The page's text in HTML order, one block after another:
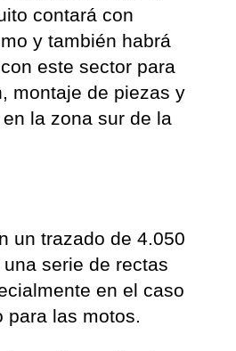
contará con
y también habrá
este sector para
montaje de piezas y
la zona sur de la
un trazado de 4.050
serie de rectas
en el caso
para las motos.